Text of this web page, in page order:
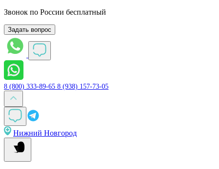
Звонок по России бесплатный
Задать вопрос
8 (800) 333-89-65 8 (938) 157-73-05
Нижний Новгород